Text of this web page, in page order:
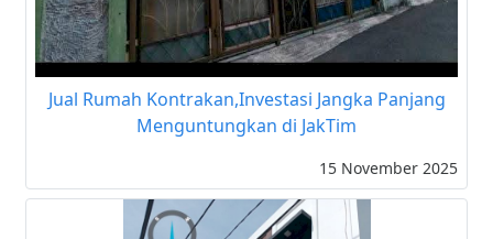
Jual Rumah Kontrakan,Investasi Jangka Panjang
Menguntungkan di JakTim
15 November 2025